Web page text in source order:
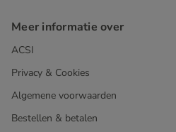
Meer informatie over
ACSI
Privacy & Cookies
Algemene voorwaarden
Bestellen & betalen